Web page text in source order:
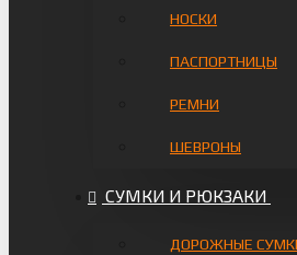
НОСКИ
ПАСПОРТНИЦЫ
РЕМНИ
ШЕВРОНЫ
СУМКИ И РЮКЗАКИ
ДОРОЖНЫЕ